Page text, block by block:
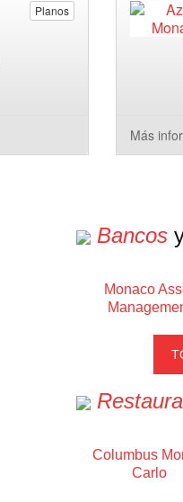
Planos
Más
Bancos
Monaco
Columbus
Carlo